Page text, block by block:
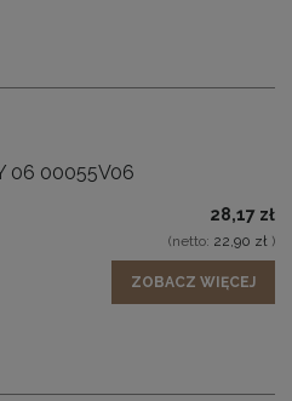
06 00055V06
28,17 zł
(netto: 22,90 zł )
ZOBACZ WIĘCEJ